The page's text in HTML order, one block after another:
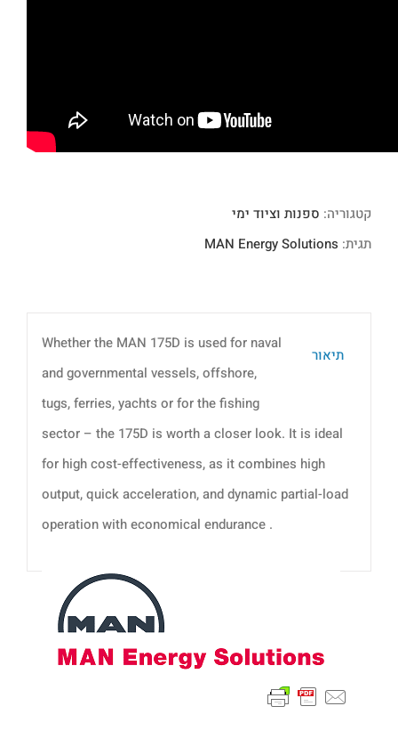
קטגוריה: ספנות וציוד ימי
תגית: MAN Energy Solutions
תיאור
Whether the MAN 175D is used for naval
and governmental vessels, offshore,
tugs, ferries, yachts or for the fishing
sector – the 175D is worth a closer look. It is ideal
for high cost-effectiveness, as it combines high
output, quick acceleration, and dynamic partial-load
operation with economical endurance .